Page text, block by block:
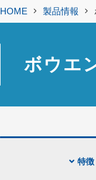
HOME 製品情報
ボウエ
特徴